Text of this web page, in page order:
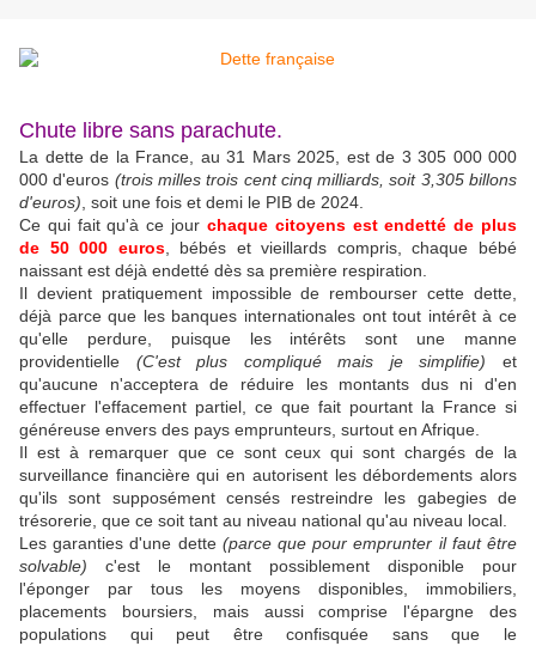
Chute libre sans parachute.
La dette de la France, au 31 Mars 2025, est de 3 305 000 000
000 d'euros (trois milles trois cent cinq milliards, soit 3,305 billons
d'euros) , soit une fois et demi le PIB de 2024.
Ce qui fait qu'à ce jour chaque citoyens est endetté de plus
de 50 000 euros, bébés et vieillards compris, chaque bébé
naissant est déjà endetté dès sa première respiration.
Il devient pratiquement impossible de rembourser cette dette,
déjà parce que les banques internationales ont tout intérêt à ce
qu'elle perdure, puisque les intérêts sont une manne
providentielle (C'est plus compliqué mais je simplifie) et
qu'aucune n'acceptera de réduire les montants dus ni d'en
effectuer l'effacement partiel, ce que fait pourtant la France si
généreuse envers des pays emprunteurs, surtout en Afrique.
Il est à remarquer que ce sont ceux qui sont chargés de la
surveillance financière qui en autorisent les débordements alors
qu'ils sont supposément censés restreindre les gabegies de
trésorerie, que ce soit tant au niveau national qu'au niveau local.
Les garanties d'une dette (parce que pour emprunter il faut être
solvable) c'est le montant possiblement disponible pour
l'éponger par tous les moyens disponibles, immobiliers,
placements boursiers, mais aussi comprise l'épargne des
populations qui peut être confisquée sans que le